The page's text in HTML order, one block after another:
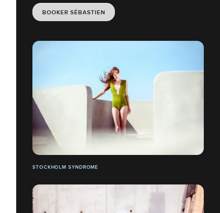
BOOKER SÉBASTIEN
STOCKHOLM SYNDROME